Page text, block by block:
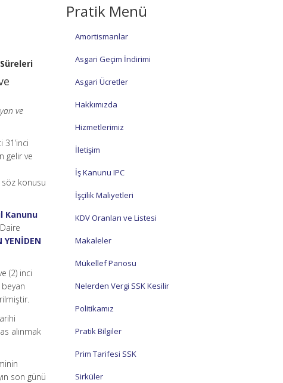
ve
31’inci
gelir ve
konusu
Kanunu
YENİDEN
(2) inci
alınmak
son günü
Pratik Menü
Amortismanlar
Asgari Geçim İndirimi
Asgari Ücretler
Hakkımızda
Hizmetlerimiz
İletişim
İş Kanunu IPC
İşçilik Maliyetleri
KDV Oranları ve Listesi
Makaleler
Mükellef Panosu
Nelerden Vergi SSK Kesilir
Politikamız
Pratik Bilgiler
Prim Tarifesi SSK
Sirküler